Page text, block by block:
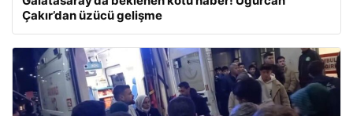
Çakır’dan üzücü gelişme